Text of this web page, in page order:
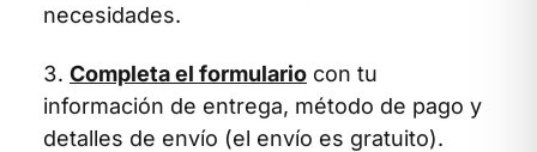
necesidades.
Completa el formulario con tu
información de entrega, método de pago y
detalles de envío (el envío es gratuito).